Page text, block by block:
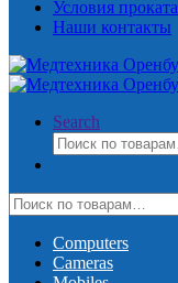
Условия проката
Наши контакты
Search
Искать:
Искать:
Computers
Cameras